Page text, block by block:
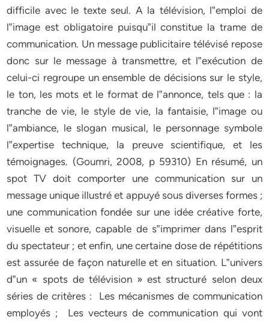
difficile avec le texte seul. A la télévision, l‟emploi de
l‟image est obligatoire puisqu‟il constitue la trame de
communication. Un message publicitaire télévisé repose
donc sur le message à transmettre, et l‟exécution de
celui-ci regroupe un ensemble de décisions sur le style,
le ton, les mots et le format de l‟annonce, tels que : la
tranche de vie, le style de vie, la fantaisie, l‟image ou
l‟ambiance, le slogan musical, le personnage symbole
l‟expertise technique, la preuve scientifique, et les
témoignages. (Goumri, 2008, p 59310) En résumé, un
spot TV doit comporter une communication sur un
message unique illustré et appuyé sous diverses formes ;
une communication fondée sur une idée créative forte,
visuelle et sonore, capable de s‟imprimer dans l‟esprit
du spectateur ; et enfin, une certaine dose de répétitions
est assurée de façon naturelle et en situation. L‟univers
d‟un « spots de télévision » est structuré selon deux
séries de critères : Les mécanismes de communication
employés ; Les vecteurs de communication qui vont